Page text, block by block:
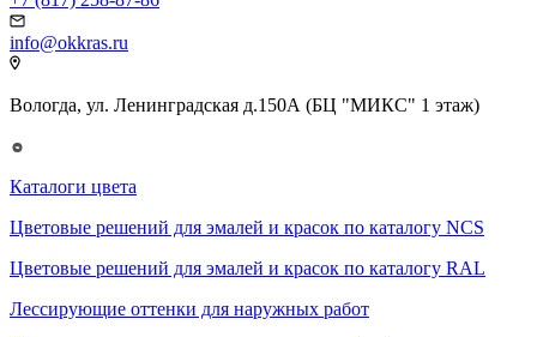
info@okkras.ru
Вологда, ул. Ленинградская д.150А (БЦ "МИКС" 1 этаж)
Каталоги цвета
Цветовые решений для эмалей и красок по каталогу NCS
Цветовые решений для эмалей и красок по каталогу RAL
Лессирующие оттенки для наружных работ